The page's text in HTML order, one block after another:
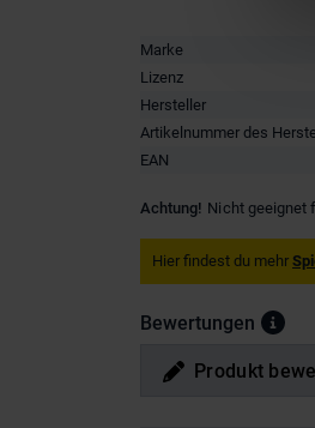
Marke
Lizenz
Hersteller
Artikelnummer des
EAN
Achtung! Nicht geeignet
Hier findest du mehr
Bewertungen
Produkt